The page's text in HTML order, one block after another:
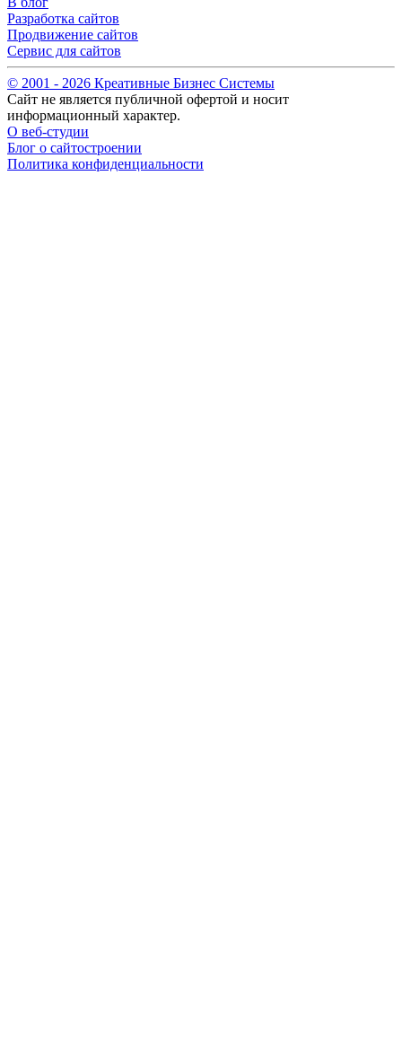
Разработка сайтов
Продвижение сайтов
Сервис для сайтов
© 2001 - 2026 Креативные Бизнес Системы
Сайт не является публичной офертой и носит
информационный характер.
О веб-студии
Блог о сайтостроении
Политика конфиденциальности